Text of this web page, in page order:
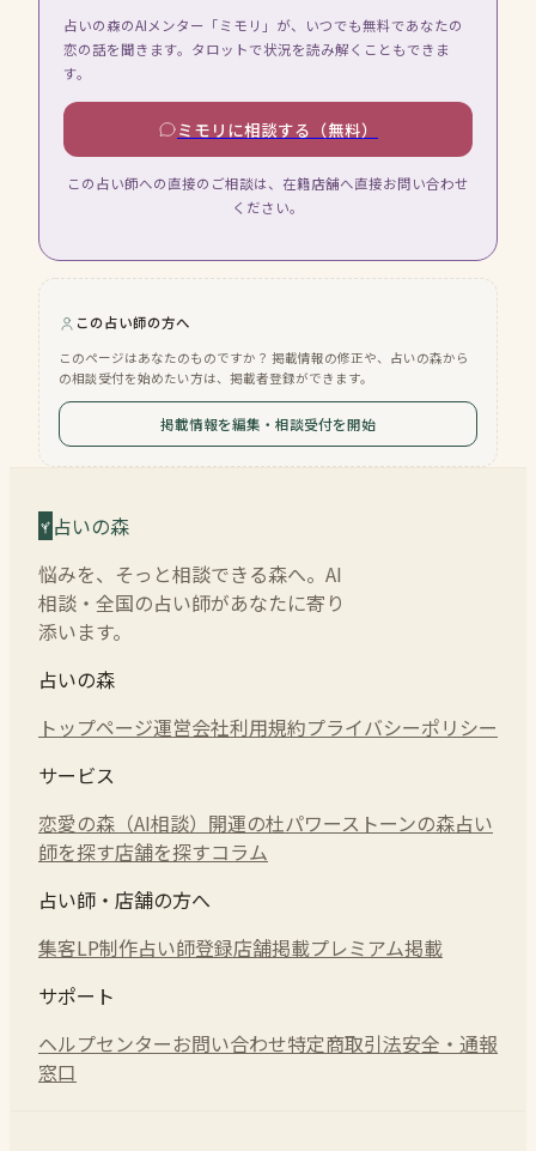
占いの森のAIメンター「ミモリ」が、いつでも無料であなたの
恋の話を聞きます。タロットで状況を読み解くこともできま
す。
ミモリに相談する（無料）
この占い師への直接のご相談は、在籍店舗へ直接お問い合わせ
ください。
この占い師の方へ
このページはあなたのものですか？ 掲載情報の修正や、占いの森から
の相談受付を始めたい方は、掲載者登録ができます。
掲載情報を編集・相談受付を開始
占いの森
悩みを、そっと相談できる森へ。AI
相談・全国の占い師があなたに寄り
添います。
占いの森
トップページ運営会社利用規約プライバシーポリシー
サービス
恋愛の森（AI相談） 開運の杜パワーストーンの森占い
師を探す店舗を探すコラム
占い師・店舗の方へ
集客LP制作占い師登録店舗掲載プレミアム掲載
サポート
ヘルプセンターお問い合わせ特定商取引法安全・通報
窓口